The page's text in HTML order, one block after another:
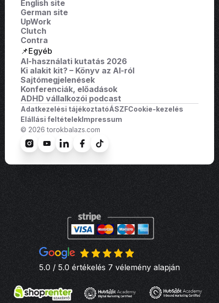
English site
German site
UpWork
Clutch
Contra
📌Egyéb
AI-használati kutatás 2026
Ki alakit kit? – Könyv az AI-ról
Sajtómegjelenések
Konferenciák, előadások
ADHD vállalkozói podcast
Adatkezelési tájékoztatóÁSZFCookie-kezelés
Elállási feltételekImpressum
© 2026 torokbalazs.com
5.0 / 5.0 értékelés 7 vélemény alapján